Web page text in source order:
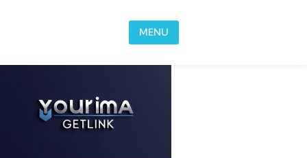
MENU